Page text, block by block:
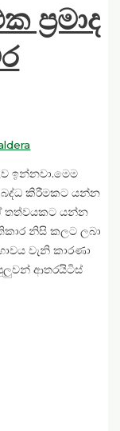
ප්‍රමාද
ඉන්නවා.මෙම
කිරීමකට යන්න
තත්වයකට යන්න
නිසි කලට ලබා
වැනි කාරණා
ආතරයිටිස්